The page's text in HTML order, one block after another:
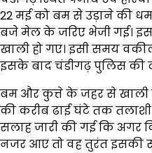
22 मई को बम से उड़ाने की
बजे मेल के जरिए भेजी गई।
खाली हो गए। इसी समय
इसके बाद चंडीगढ़ पुलिस की
बम और कुत्ते के जहर से खाली
की करीब ढाई घंटे तक
सलाह जारी की गई कि अगर
नजर आए तो वह तुरंत इसकी